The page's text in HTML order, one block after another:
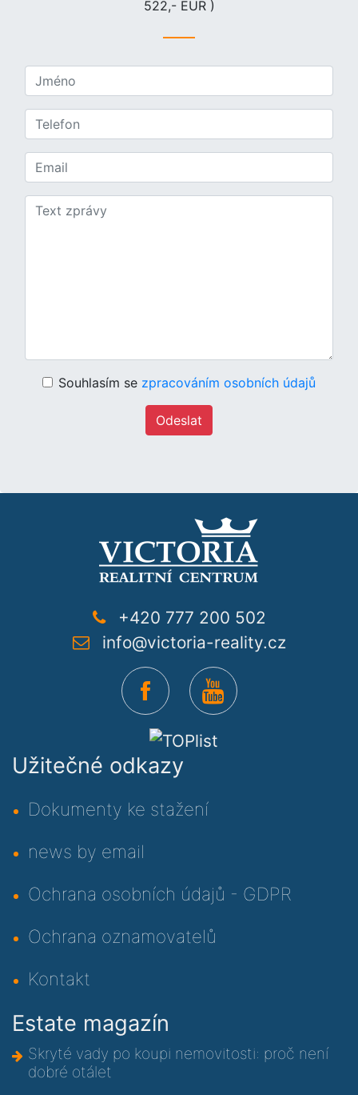
522,- EUR )
Souhlasím se zpracováním osobních údajů
Odeslat
+420 777 200 502
info@victoria-reality.cz
Užitečné odkazy
Dokumenty ke stažení
news by email
Ochrana osobních údajů - GDPR
Ochrana oznamovatelů
Kontakt
Estate magazín
Skryté vady po koupi nemovitosti: proč není
dobré otálet